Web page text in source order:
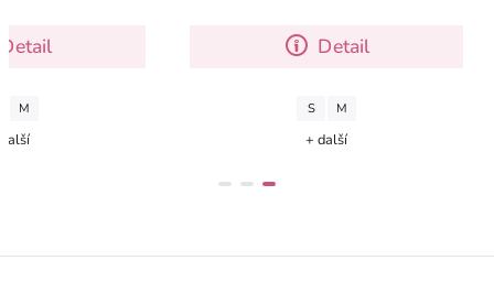
Detail
M
Detail
S M
+ další